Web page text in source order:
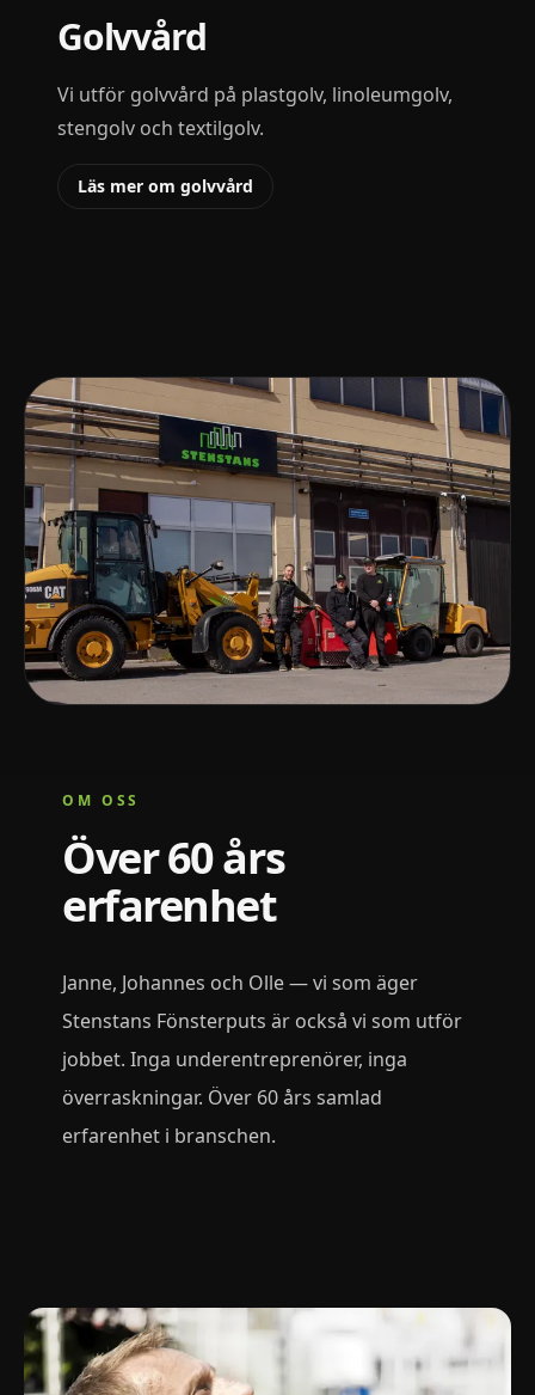
Golvvård
Vi utför golvvård på plastgolv, linoleumgolv,
stengolv och textilgolv.
Läs mer om golvvård
OM OSS
Över 60 års
erfarenhet
Janne, Johannes och Olle — vi som äger
Stenstans Fönsterputs är också vi som utför
jobbet. Inga underentreprenörer, inga
överraskningar. Över 60 års samlad
erfarenhet i branschen.